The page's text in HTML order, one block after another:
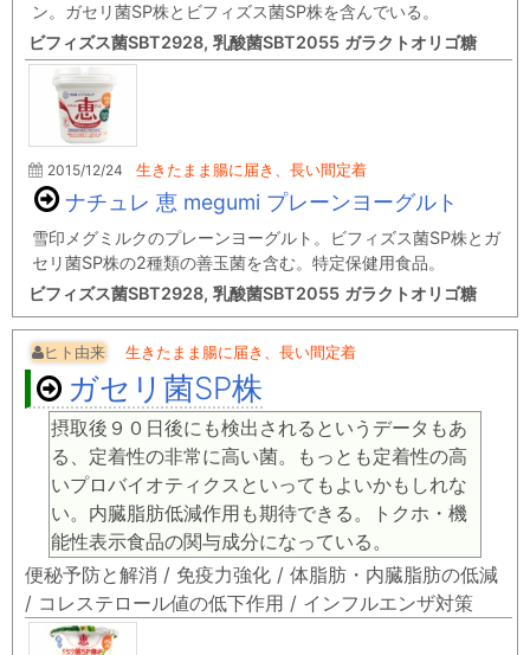
ン。ガセリ菌SP株とビフィズス菌SP株を含んでいる。
ビフィズス菌SBT2928, 乳酸菌SBT2055 ガラクトオリゴ糖
2015/12/24 生きたまま腸に届き、長い間定着
ナチュレ 恵 megumi プレーンヨーグルト
雪印メグミルクのプレーンヨーグルト。ビフィズス菌SP株とガ
セリ菌SP株の2種類の善玉菌を含む。特定保健用食品。
ビフィズス菌SBT2928, 乳酸菌SBT2055 ガラクトオリゴ糖
ヒト由来 生きたまま腸に届き、長い間定着
ガセリ菌SP株
摂取後９０日後にも検出されるというデータもあ
る、定着性の非常に高い菌。もっとも定着性の高
いプロバイオティクスといってもよいかもしれな
い。内臓脂肪低減作用も期待できる。トクホ・機
能性表示食品の関与成分になっている。
便秘予防と解消 / 免疫力強化 / 体脂肪・内臓脂肪の低減
/ コレステロール値の低下作用 / インフルエンザ対策